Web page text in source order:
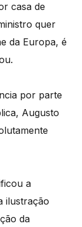
casa de
quer
da Europa, é
por parte
Augusto
a
ilustração
da